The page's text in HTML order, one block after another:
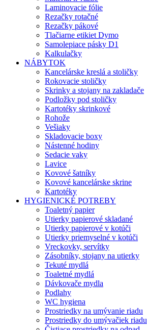
Laminovacie fólie
Rezačky rotačné
Rezačky pákové
Tlačiarne etikiet Dymo
Samolepiace pásky D1
Kalkulačky
NÁBYTOK
Kancelárske kreslá a stoličky
Rokovacie stoličky
Skrinky a stojany na zakladače
Podložky pod stoličky
Kartotéky skrinkové
Rohože
Vešiaky
Skladovacie boxy
Nástenné hodiny
Sedacie vaky
Lavice
Kovové šatníky
Kovové kancelárske skrine
Kartotéky
HYGIENICKÉ POTREBY
Toaletný papier
Utierky papierové skladané
Utierky papierové v kotúči
Utierky priemyselné v kotúči
Vreckovky, servítky
Zásobníky, stojany na utierky
Tekuté mydlá
Toaletné mydlá
Dávkovače mydla
Podlahy
WC hygiena
Prostriedky na umývanie riadu
Prostriedky do umývačiek riadu